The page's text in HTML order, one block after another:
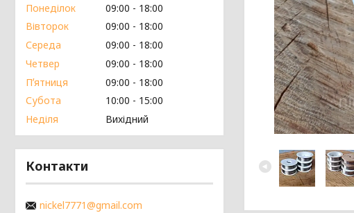
Понеділок 09:00
18:00
Вівторок
09:00
18:00
Середа
09:00
18:00
Четвер
09:00
18:00
Пʼятниця
09:00
18:00
Субота
10:00
15:00
Неділя
Вихідний
Контакти
nickel7771@gmail.com